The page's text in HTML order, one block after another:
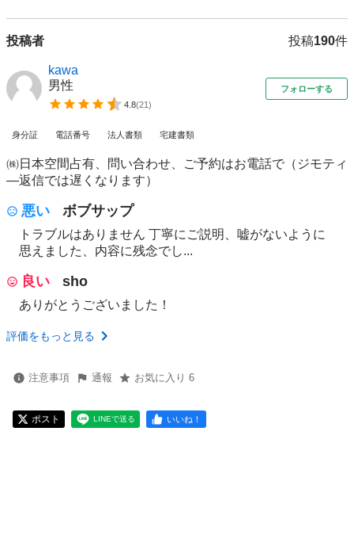
投稿者 投稿190件
kawa
男性
4.8(21)
フォローする
身分証 電話番号 法人書類 宅建書類
㈱日本空間占有、問い合わせ、ご予約はお電話で（ジモティ
―返信では遅くなります）
悪い ボブサップ
トラブルはありません 丁寧にご説明、嘘がないように
思えました、内容に残念でし...
良い sho
ありがとうございました！
評価をもっと見る
注意事項 通報 お気に入り 6
ポスト LINEで送る いいね！